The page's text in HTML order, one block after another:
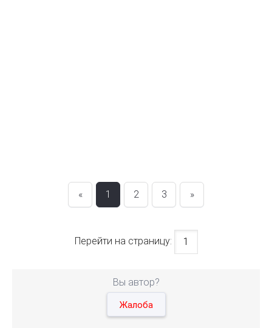
« 1 2 3 »
Перейти на страницу:
Вы автор?
Жалоба